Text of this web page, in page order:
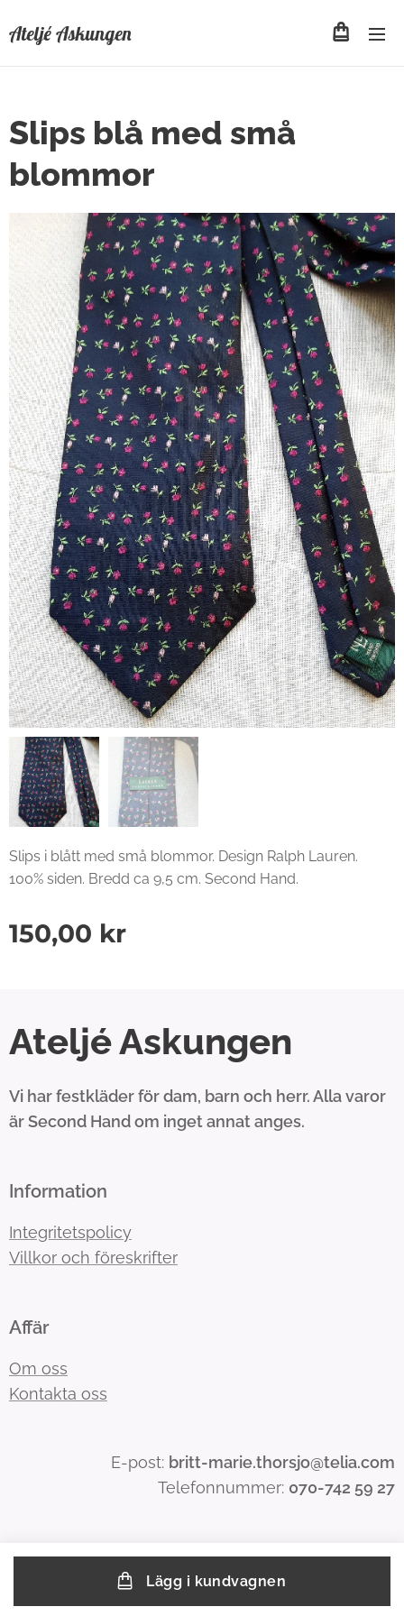
Ateljé Askungen
Slips blå med små
blommor
Slips i blått med små blommor. Design Ralph Lauren.
100% siden. Bredd ca 9,5 cm. Second Hand.
150,00 kr
Lägg i kundvagnen
Ateljé Askungen
Vi har festkläder för dam, barn och herr. Alla varor
är Second Hand om inget annat anges.
Information
Integritetspolicy
Villkor och föreskrifter
Affär
Om oss
Kontakta oss
E-post: britt-marie.thorsjo@telia.com
Telefonnummer: 070-742 59 27